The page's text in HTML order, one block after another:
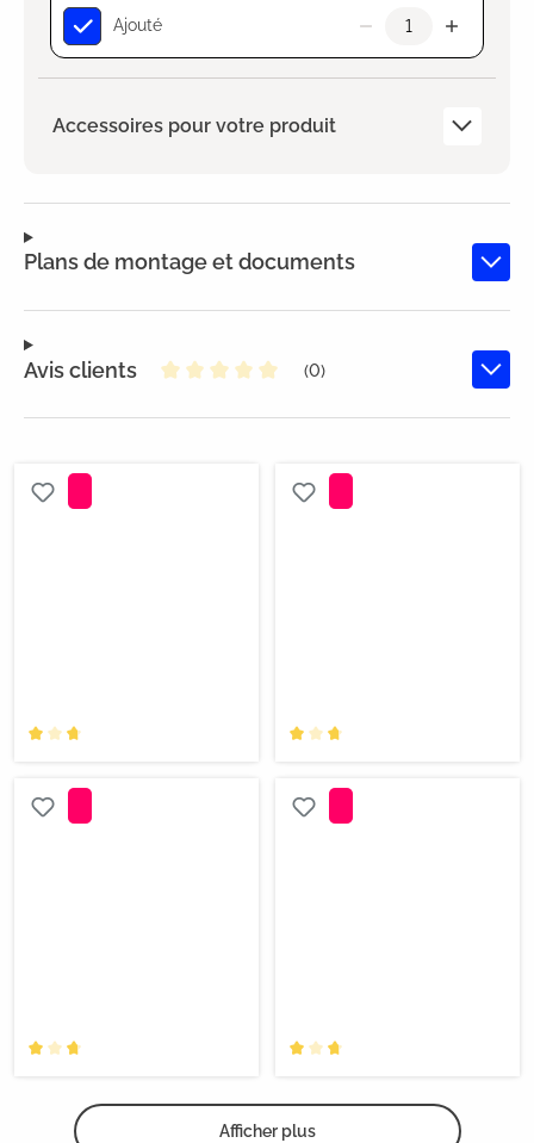
Ajouté
Accessoires pour votre produit
Plans de montage et documents
Avis clients
(0)
Afficher plus